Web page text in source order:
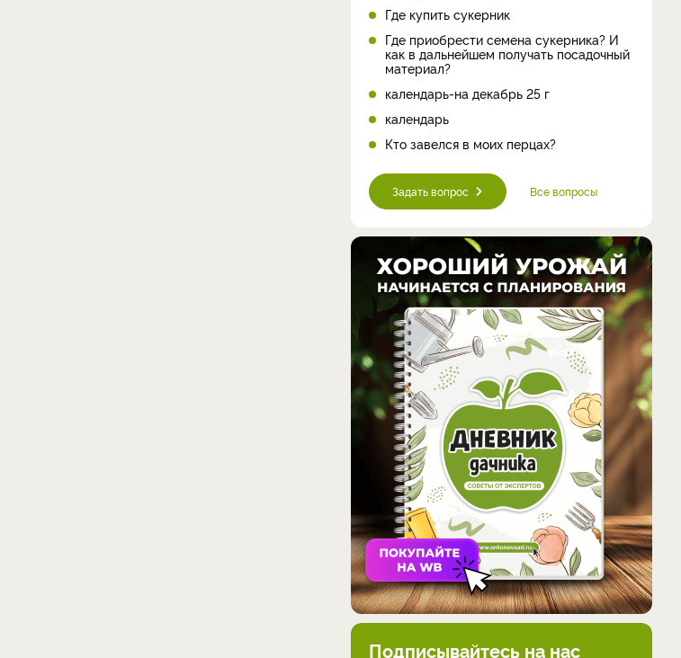
Где купить сукерник
Где приобрести семена сукерника? И
как в дальнейшем получать посадочный
материал?
календарь-на декабрь 25 г
календарь
Кто завелся в моих перцах?
Задать вопрос Все вопросы
Подписывайтесь на нас